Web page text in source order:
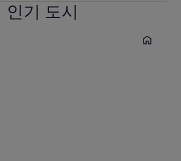
인기 도시
김해